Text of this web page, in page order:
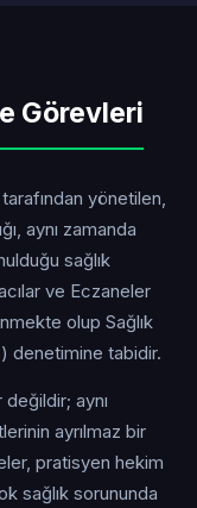
Görevleri
yönetilen,
aynı zamanda
sağlık
ve Eczaneler
olup Sağlık
denetimine tabidir.
aynı
ayrılmaz bir
pratisyen hekim
sağlık sorununda